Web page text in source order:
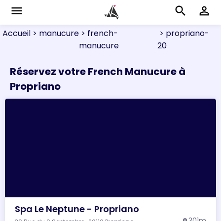
menu search perm_identity
Accueil > manucure > french-
manucure
> propriano-
20
Réservez votre French Manucure à
Propriano
Spa Le Neptune - Propriano